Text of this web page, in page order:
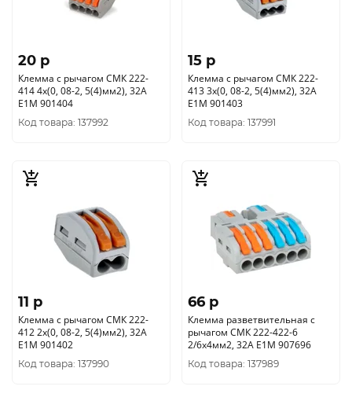
20 p
Клемма с рычагом СМК 222-
414 4х(0, 08-2, 5(4)мм2), 32А
E1М 901404
Код товара: 137992
15 p
Клемма с рычагом СМК 222-
413 3х(0, 08-2, 5(4)мм2), 32А
E1М 901403
Код товара: 137991
11 p
Клемма с рычагом СМК 222-
412 2х(0, 08-2, 5(4)мм2), 32А
E1М 901402
Код товара: 137990
66 p
Клемма разветвительная с
рычагом СМК 222-422-6
2/6х4мм2, 32А E1М 907696
Код товара: 137989